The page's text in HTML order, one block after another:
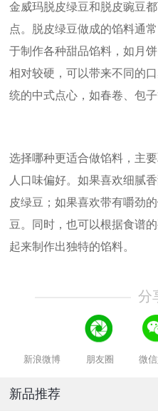
金威玛脱皮绿豆和脱皮豌豆
点。脱皮绿豆做成的馅料通
于制作各种甜品馅料，如月
相对较硬，可以带来不同的
统的中式点心，如春卷、包子
选择哪种更适合做馅料，主
人口味偏好。如果喜欢细腻
皮绿豆；如果喜欢带有嚼劲
豆。同时，也可以根据食谱
起来制作出独特的馅料。
分
新浪微博 朋友圈 微
新品推荐